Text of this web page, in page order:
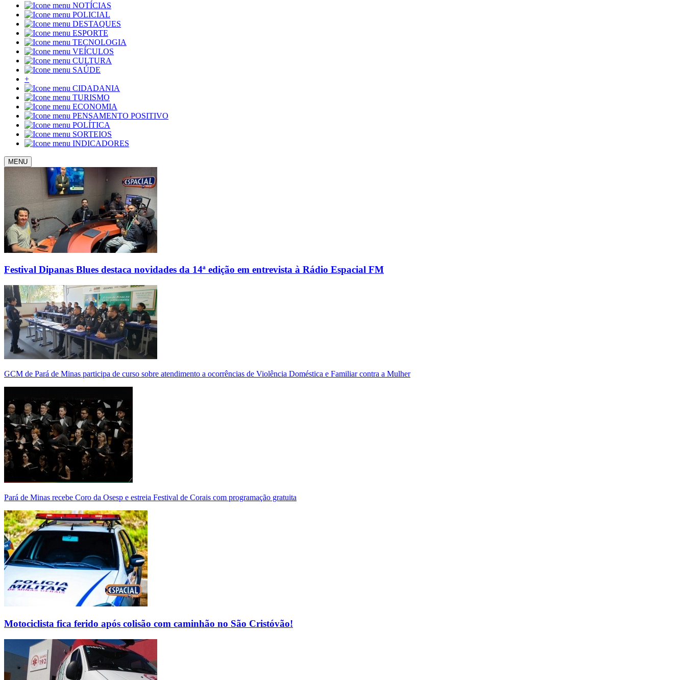
NOTÍCIAS
POLICIAL
DESTAQUES
ESPORTE
TECNOLOGIA
VEÍCULOS
CULTURA
SAÚDE
+
CIDADANIA
TURISMO
ECONOMIA
PENSAMENTO POSITIVO
POLÍTICA
SORTEIOS
INDICADORES
MENU
Festival Dipanas Blues destaca novidades da 14ª edição em entrevista à Rádio Espacial FM
GCM de Pará de Minas participa de curso sobre atendimento a ocorrências de Violência Doméstica e Familiar contra a Mulher
Pará de Minas recebe Coro da Osesp e estreia Festival de Corais com programação gratuita
Motociclista fica ferido após colisão com caminhão no São Cristóvão!